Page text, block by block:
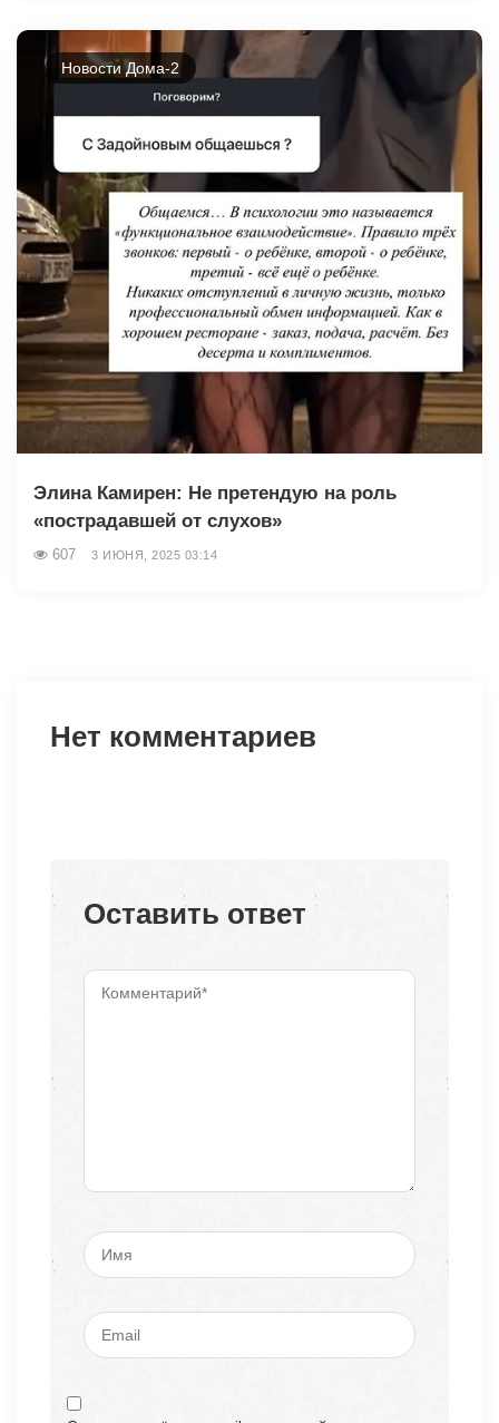
Новости Дома-2
Элина Камирен: Не претендую на роль
«пострадавшей от слухов»
607 3 ИЮНЯ, 2025 03:14
Нет комментариев
Оставить ответ